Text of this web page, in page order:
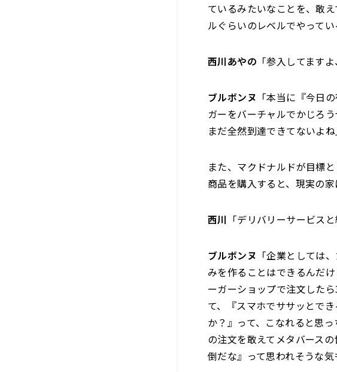
ているみたいなことを、敢
ルぐらいのレベルでやってい
西川あやの 「参入してます
ブルボンヌ 「本当に『今日
ガーをバーチャルでかじろ
まだ全然到達できてないよね
また、マクドナルドが目標
商品を購入すると、現実の
西川 「デリバリーサービス
ブルボンヌ 「企業としては
みを作ることはできるんだ
ーガーショップで注文した
て、『スマホでササッとで
か？』って、こなれると思
の注文を敢えてメタバース
倒だな』って思われそうな気